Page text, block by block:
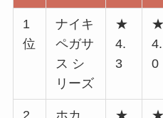
1
位
ナイキ
ペガサ
ス シ
リーズ
★
4.
3
★
4.
0
2
ホカ
★
★